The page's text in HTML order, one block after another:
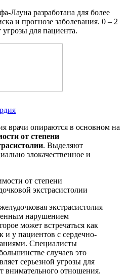
Лауна разработана для более
и прогнозе заболевания. 0 – 2
угрозы для пациента.
врачи опираются в основном на
от степени
. Выделяют
злокачественное и
экстрасистолия
нарушением
может встречаться как
и у пациентов с сердечно-
Специалисты
случаев это
серьезной угрозы для
внимательного отношения.